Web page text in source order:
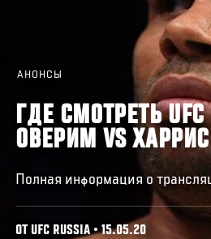
АНОНСЫ
ГДЕ СМОТРЕТЬ
ОВЕРИМ VS ХАРРИС
Полная информация о
ОТ UFC RUSSIA • 15.05.20